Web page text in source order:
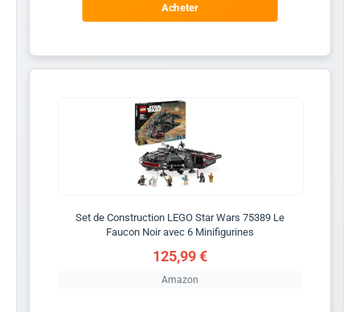
Acheter
Set de Construction LEGO Star Wars 75389 Le
Faucon Noir avec 6 Minifigurines
125,99 €
Amazon